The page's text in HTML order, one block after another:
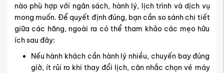
nào phù hợp với ngân sách, hành lý, lịch trình và dịch vụ
mong muốn. Để quyết định đúng, bạn cần so sánh chi tiết
giữa các hãng, ngoài ra có thể tham khảo các mẹo hữu
ích sau đây:
Nếu hành khách cần hành lý nhiều, chuyến bay đúng
giờ, ít rủi ro khi thay đổi lịch, cân nhắc chọn vé máy